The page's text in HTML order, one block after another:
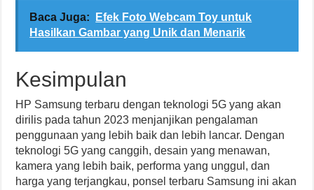
Baca Juga:
Efek Foto Webcam Toy untuk
Hasilkan Gambar yang Unik dan Menarik
Kesimpulan
HP Samsung terbaru dengan teknologi 5G yang akan
dirilis pada tahun 2023 menjanjikan pengalaman
penggunaan yang lebih baik dan lebih lancar. Dengan
teknologi 5G yang canggih, desain yang menawan,
kamera yang lebih baik, performa yang unggul, dan
harga yang terjangkau, ponsel terbaru Samsung ini akan